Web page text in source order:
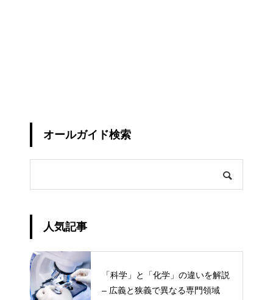
オールガイド検索
人気記事
「科学」と「化学」の違いを解説
– 広義と狭義で異なる専門領域